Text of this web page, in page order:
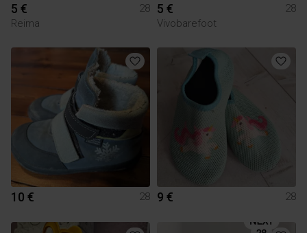
5 €
28
Reima
5 €
28
Vivobarefoot
10 € 28 9 € 28